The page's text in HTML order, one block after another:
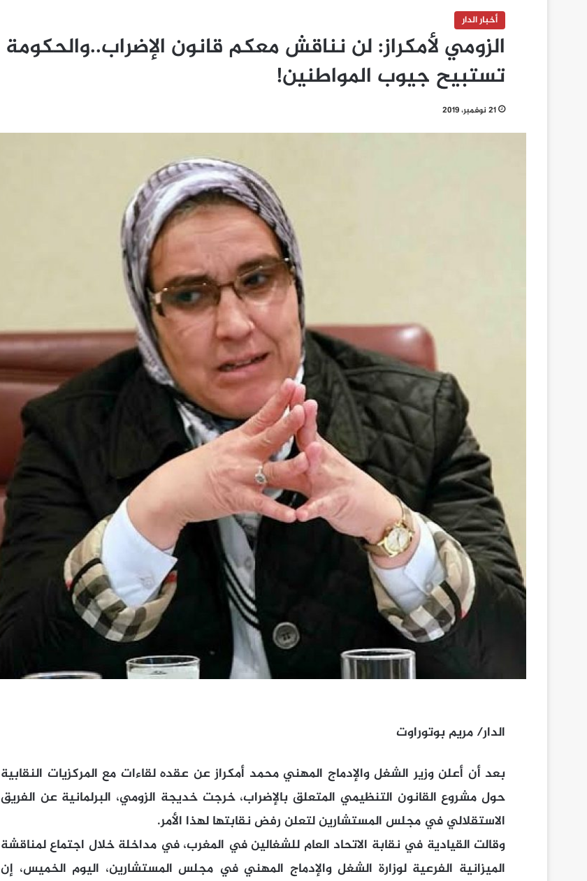
أخبار الدار
الزومي لأمكراز: لن نناقش معكم قانون الإضراب..والحكومة
تستبيح جيوب المواطنين!
21 نوفمبر، 2019
الدار/ مريم بوتوراوت
بعد أن أعلن وزير الشغل والإدماج المهني محمد أمكراز عن عقده لقاءات مع المركزيات النقابية
حول مشروع القانون التنظيمي المتعلق بالإضراب، خرجت خديجة الزومي، البرلمانية عن الفريق
الاستقلالي في مجلس المستشارين لتعلن رفض نقابتها لهذا الأمر.
وقالت القيادية في نقابة الاتحاد العام للشغالين في المغرب، في مداخلة خلال اجتماع لمناقشة
الميزانية الفرعية لوزارة الشغل والإدماج المهني في مجلس المستشارين، اليوم الخميس، إن